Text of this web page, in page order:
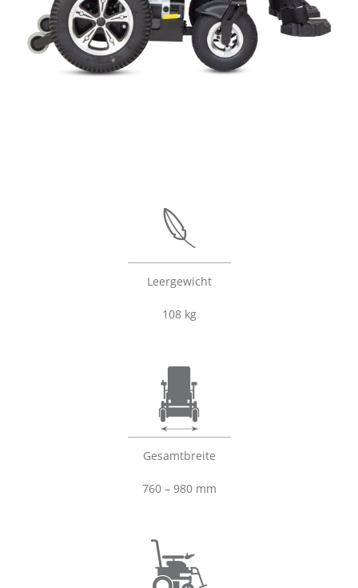
Leergewicht
108 kg
Gesamtbreite
760 – 980 mm